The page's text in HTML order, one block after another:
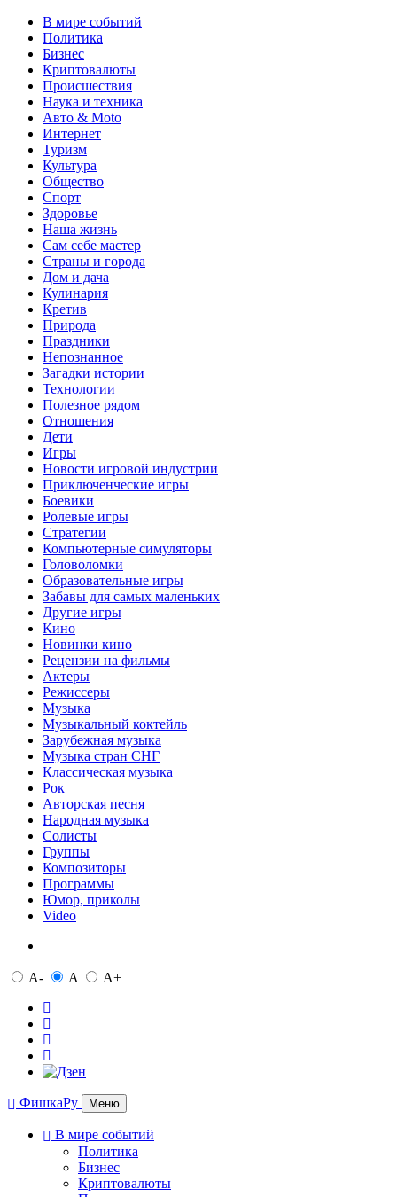
В мире событий
Политика
Бизнес
Криптовалюты
Происшествия
Наука и техника
Авто & Moto
Интернет
Туризм
Культура
Общество
Спорт
Здоровье
Наша жизнь
Сам себе мастер
Страны и города
Дом и дача
Кулинария
Кретив
Природа
Праздники
Непознанное
Загадки истории
Технологии
Полезное рядом
Отношения
Дети
Игры
Новости игровой индустрии
Приключенческие игры
Боевики
Ролевые игры
Стратегии
Компьютерные симуляторы
Головоломки
Образовательные игры
Забавы для самых маленьких
Другие игры
Кино
Новинки кино
Рецензии на фильмы
Актеры
Режиссеры
Музыка
Музыкальный коктейль
Зарубежная музыка
Музыка стран СНГ
Классическая музыка
Рок
Авторская песня
Народная музыка
Солисты
Группы
Композиторы
Программы
Юмор, приколы
Video
A- A A+
ФишкаРу Меню
В мире событий
Политика
Бизнес
Криптовалюты